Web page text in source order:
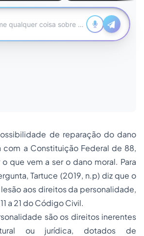
de reparação do dano
com a Constituição Federal de 88,
que vem a ser o dano moral. Para
Tartuce (2019, n.p) diz que o
aos direitos da personalidade,
a 21 do Código Civil.
são os direitos inerentes
ou jurídica, dotados de